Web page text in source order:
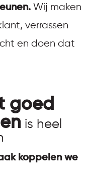
Wij maken
verrassen
en doen dat
goed
is heel
koppelen we